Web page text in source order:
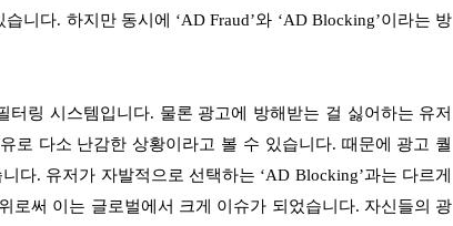
니다. 하지만 동시에 ‘AD Fraud’와 ‘AD Blocking’이라는 방
링 시스템입니다. 물론 광고에 방해받는 걸 싫어하는 유저
로 다소 난감한 상황이라고 볼 수 있습니다. 때문에 광고 퀄
다. 유저가 자발적으로 선택하는 ‘AD Blocking’과는 다르게
로써 이는 글로벌에서 크게 이슈가 되었습니다. 자신들의 광